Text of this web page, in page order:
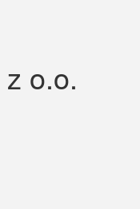
o.o.